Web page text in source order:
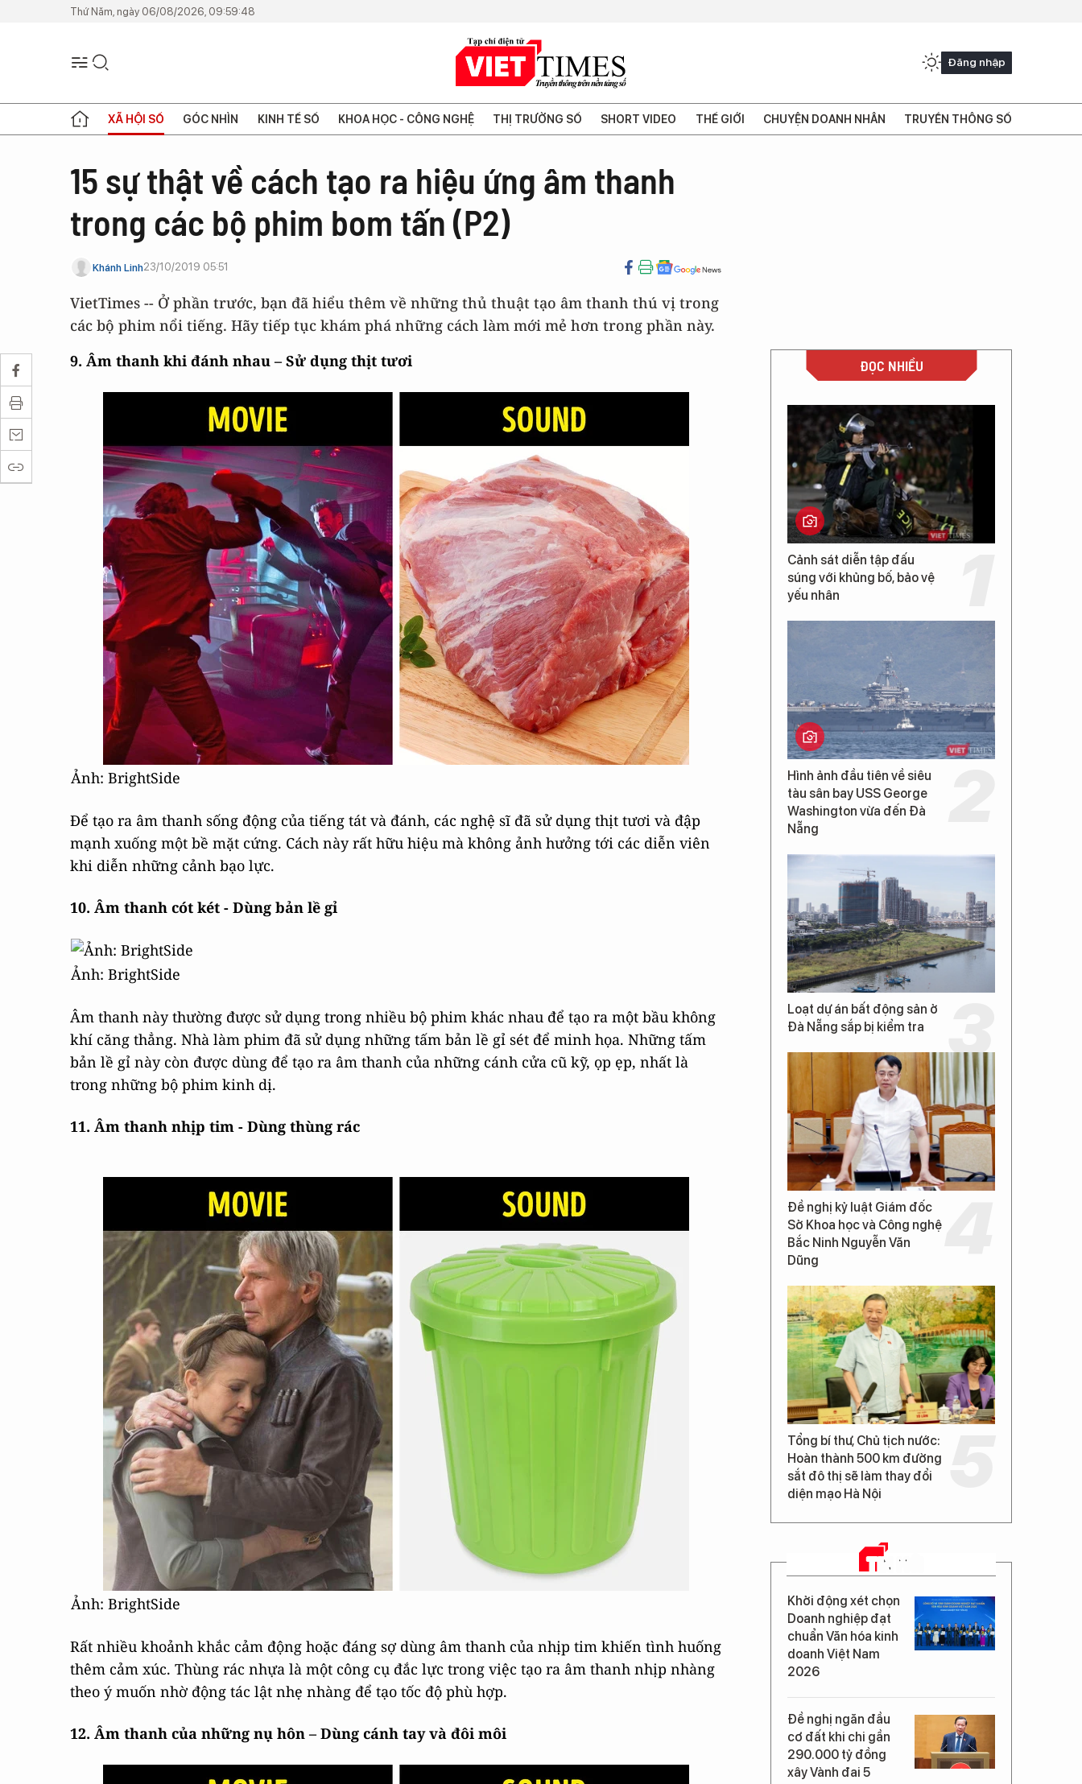
Thứ Năm, ngày 06/08/2026, 09:59:48
Đăng nhập
XÃ HỘI SỐ GÓC NHÌN KINH TẾ SỐ KHOA HỌC - CÔNG NGHỆ THỊ TRƯỜNG SỐ SHORT VIDEO THẾ GIỚI CHUYỆN DOANH NHÂN TRUYỀN THÔNG SỐ
15 sự thật về cách tạo ra hiệu ứng âm thanh
trong các bộ phim bom tấn (P2)
Khánh Linh23/10/2019 05:51
VietTimes -- Ở phần trước, bạn đã hiểu thêm về những thủ thuật tạo âm thanh thú vị trong
các bộ phim nổi tiếng. Hãy tiếp tục khám phá những cách làm mới mẻ hơn trong phần này.
9. Âm thanh khi đánh nhau – Sử dụng thịt tươi
Ảnh: BrightSide
Để tạo ra âm thanh sống động của tiếng tát và đánh, các nghệ sĩ đã sử dụng thịt tươi và đập
mạnh xuống một bề mặt cứng. Cách này rất hữu hiệu mà không ảnh hưởng tới các diễn viên
khi diễn những cảnh bạo lực.
10. Âm thanh cót két - Dùng bản lề gỉ
Ảnh: BrightSide
Âm thanh này thường được sử dụng trong nhiều bộ phim khác nhau để tạo ra một bầu không
khí căng thẳng. Nhà làm phim đã sử dụng những tấm bản lề gỉ sét để minh họa. Những tấm
bản lề gỉ này còn được dùng để tạo ra âm thanh của những cánh cửa cũ kỹ, ọp ẹp, nhất là
trong những bộ phim kinh dị.
11. Âm thanh nhịp tim - Dùng thùng rác
Ảnh: BrightSide
Rất nhiều khoảnh khắc cảm động hoặc đáng sợ dùng âm thanh của nhịp tim khiến tình huống
thêm cảm xúc. Thùng rác nhựa là một công cụ đắc lực trong việc tạo ra âm thanh nhịp nhàng
theo ý muốn nhờ động tác lật nhẹ nhàng để tạo tốc độ phù hợp.
12. Âm thanh của những nụ hôn – Dùng cánh tay và đôi môi
ĐỌC NHIỀU
Cảnh sát diễn tập đấu
súng với khủng bố, bảo vệ
yếu nhân
Hình ảnh đầu tiên về siêu
tàu sân bay USS George
Washington vừa đến Đà
Nẵng
Loạt dự án bất động sản ở
Đà Nẵng sắp bị kiểm tra
Đề nghị kỷ luật Giám đốc
Sở Khoa học và Công nghệ
Bắc Ninh Nguyễn Văn
Dũng
Tổng bí thư, Chủ tịch nước:
Hoàn thành 500 km đường
sắt đô thị sẽ làm thay đổi
diện mạo Hà Nội
TIN MỚI
Khởi động xét chọn
Doanh nghiệp đạt
chuẩn Văn hóa kinh
doanh Việt Nam
2026
Đề nghị ngăn đầu
cơ đất khi chi gần
290.000 tỷ đồng
xây Vành đai 5